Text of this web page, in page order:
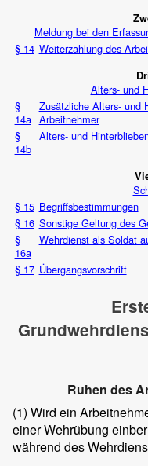
Meldung bei den
§ 14 Weiterzahlung des
Alters- und
§
14a
Zusätzliche Alters- und
Arbeitnehmer
§
14b
Alters- und
§ 15 Begriffsbestimmungen
§ 16 Sonstige Geltung des
§
16a
Wehrdienst als Soldat
§ 17 Übergangsvorschrift
Ruhen des
(1) Wird ein
einer Wehrübung
während des